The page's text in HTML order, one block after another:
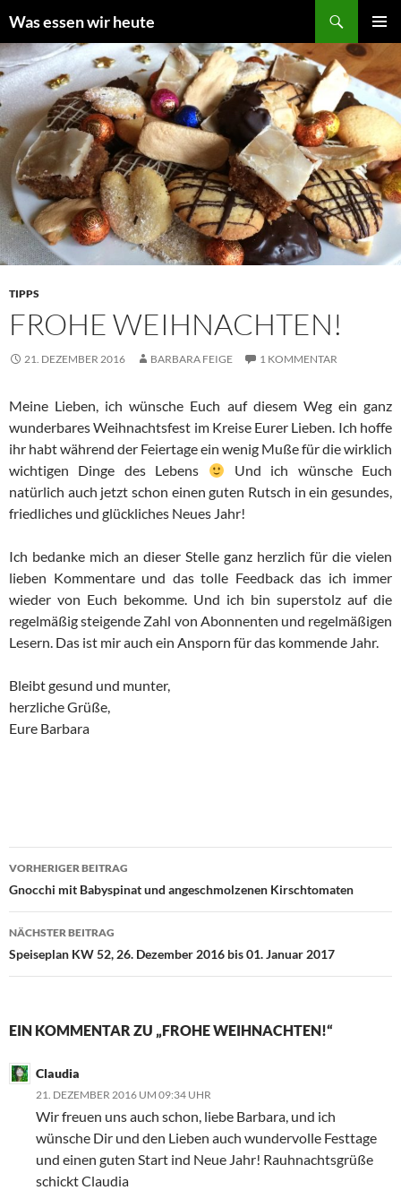
Inhalt
springen
Was essen wir heute
MENÜ
TIPPS
FROHE WEIHNACHTEN!
21. DEZEMBER 2016 BARBARA FEIGE 1 KOMMENTAR
Meine Lieben, ich wünsche Euch auf diesem Weg ein ganz
wunderbares Weihnachtsfest im Kreise Eurer Lieben. Ich hoffe
ihr habt während der Feiertage ein wenig Muße für die wirklich
wichtigen Dinge des Lebens
Und ich wünsche Euch
natürlich auch jetzt schon einen guten Rutsch in ein gesundes,
friedliches und glückliches Neues Jahr!
Ich bedanke mich an dieser Stelle ganz herzlich für die vielen
lieben Kommentare und das tolle Feedback das ich immer
wieder von Euch bekomme. Und ich bin superstolz auf die
regelmäßig steigende Zahl von Abonnenten und regelmäßigen
Lesern. Das ist mir auch ein Ansporn für das kommende Jahr.
Bleibt gesund und munter,
herzliche Grüße,
Eure Barbara
Beitragsnavigation
VORHERIGER BEITRAG
Gnocchi mit Babyspinat und angeschmolzenen Kirschtomaten
NÄCHSTER BEITRAG
Speiseplan KW 52, 26. Dezember 2016 bis 01. Januar 2017
EIN KOMMENTAR ZU „FROHE WEIHNACHTEN!“
Claudia
21. DEZEMBER 2016 UM 09:34 UHR
Wir freuen uns auch schon, liebe Barbara, und ich
wünsche Dir und den Lieben auch wundervolle Festtage
und einen guten Start ind Neue Jahr! Rauhnachtsgrüße
schickt Claudia